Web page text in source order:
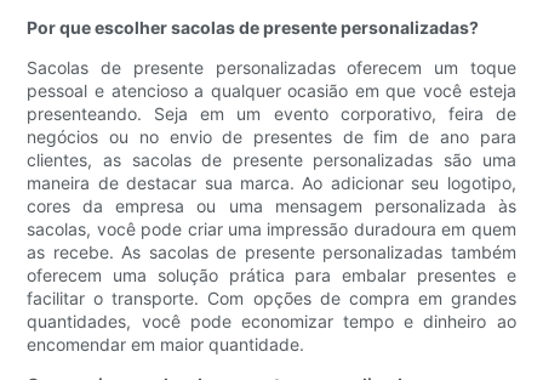
Por que escolher sacolas de presente personalizadas?
Sacolas de presente personalizadas oferecem um toque
pessoal e atencioso a qualquer ocasião em que você esteja
presenteando. Seja em um evento corporativo, feira de
negócios ou no envio de presentes de fim de ano para
clientes, as sacolas de presente personalizadas são uma
maneira de destacar sua marca. Ao adicionar seu logotipo,
cores da empresa ou uma mensagem personalizada às
sacolas, você pode criar uma impressão duradoura em quem
as recebe. As sacolas de presente personalizadas também
oferecem uma solução prática para embalar presentes e
facilitar o transporte. Com opções de compra em grandes
quantidades, você pode economizar tempo e dinheiro ao
encomendar em maior quantidade.